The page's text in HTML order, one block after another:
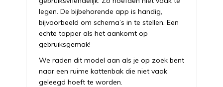
legen. De bijbehorende app is handig,
bijvoorbeeld om schema’s in te stellen. Een
echte topper als het aankomt op
gebruiksgemak!
We raden dit model aan als je op zoek bent
naar een ruime kattenbak die niet vaak
geleegd hoeft te worden.